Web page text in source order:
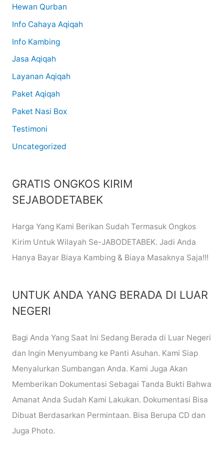
Hewan Qurban
Info Cahaya Aqiqah
Info Kambing
Jasa Aqiqah
Layanan Aqiqah
Paket Aqiqah
Paket Nasi Box
Testimoni
Uncategorized
GRATIS ONGKOS KIRIM
SEJABODETABEK
Harga Yang Kami Berikan Sudah Termasuk Ongkos
Kirim Untuk Wilayah Se-JABODETABEK. Jadi Anda
Hanya Bayar Biaya Kambing & Biaya Masaknya Saja!!!
UNTUK ANDA YANG BERADA DI LUAR
NEGERI
Bagi Anda Yang Saat Ini Sedang Berada di Luar Negeri
dan Ingin Menyumbang ke Panti Asuhan. Kami Siap
Menyalurkan Sumbangan Anda. Kami Juga Akan
Memberikan Dokumentasi Sebagai Tanda Bukti Bahwa
Amanat Anda Sudah Kami Lakukan. Dokumentasi Bisa
Dibuat Berdasarkan Permintaan. Bisa Berupa CD dan
Juga Photo.